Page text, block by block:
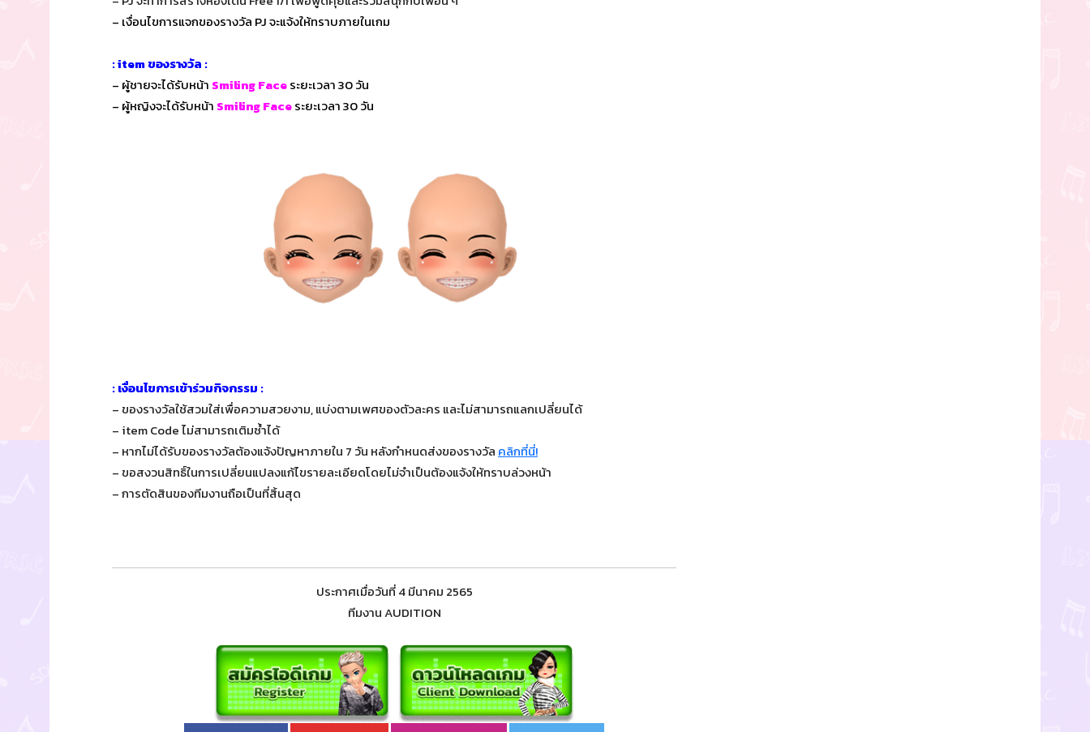
– เงื่อนไขการแจกของรางวัล PJ จะแจ้งให้ทราบภายในเกม
: item ของรางวัล :
– ผู้ชายจะได้รับหน้า Smiling Faceระยะเวลา 30 วัน
– ผู้หญิงจะได้รับหน้า Smiling Faceระยะเวลา 30 วัน
: เงื่อนไขการเข้าร่วมกิจกรรม :
– ของรางวัลใช้สวมใส่เพื่อความสวยงาม, แบ่งตามเพศของตัวละคร และไม่สามารถแลกเปลี่ยนได้
– item Code ไม่สามารถเติมซ้ำได้
– หากไม่ได้รับของรางวัลต้องแจ้งปัญหาภายใน 7 วัน หลังกำหนดส่งของรางวัล คลิกที่นี่!
– ขอสงวนสิทธิ์ในการเปลี่ยนแปลงแก้ไขรายละเอียดโดยไม่จำเป็นต้องแจ้งให้ทราบล่วงหน้า
– การตัดสินของทีมงานถือเป็นที่สิ้นสุด
ประกาศเมื่อวันที่ 4 มีนาคม 2565
ทีมงาน AUDITION